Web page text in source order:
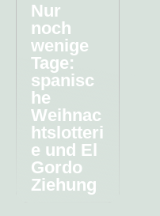
Nur
noch
wenige
Tage:
spanisc
he
Weihnac
htslotteri
e und El
Gordo
Ziehung